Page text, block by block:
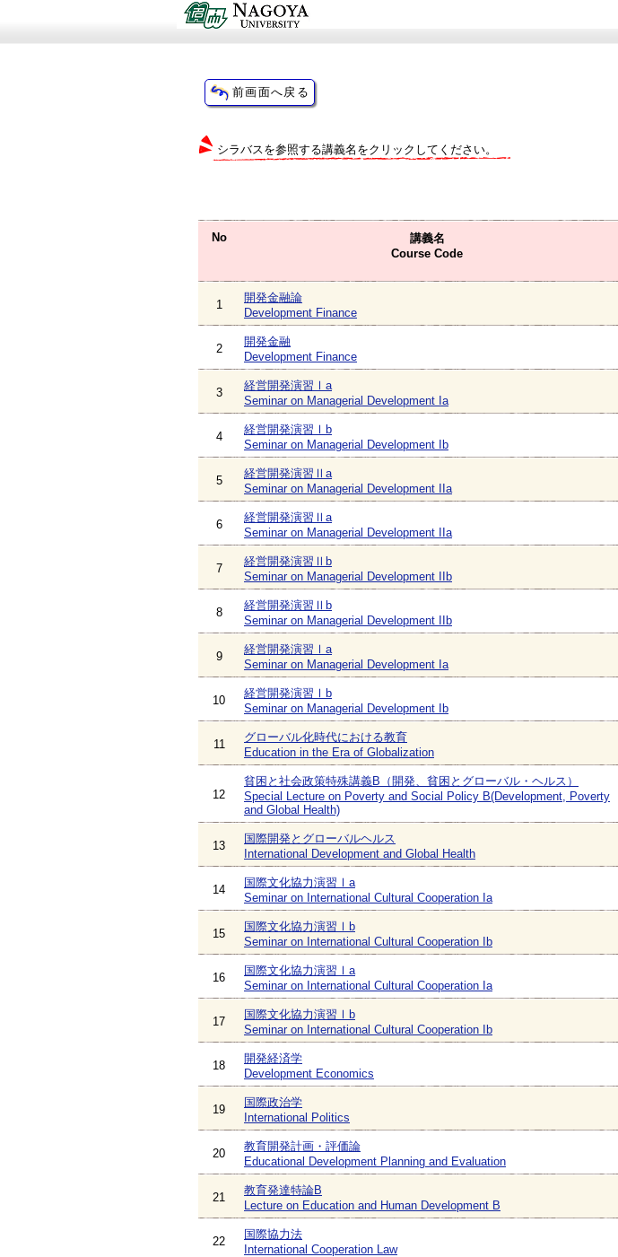
シラバスを参照する講義名をクリックしてください。
No
講義名
Course Code
1
開発金融論
Development Finance
2
開発金融
Development Finance
3
経営開発演習Ⅰa
Seminar on Managerial Development Ia
4
経営開発演習Ⅰb
Seminar on Managerial Development Ib
5
経営開発演習Ⅱa
Seminar on Managerial Development IIa
6
経営開発演習Ⅱa
Seminar on Managerial Development IIa
7
経営開発演習Ⅱb
Seminar on Managerial Development IIb
8
経営開発演習Ⅱb
Seminar on Managerial Development IIb
9
経営開発演習Ⅰa
Seminar on Managerial Development Ia
10
経営開発演習Ⅰb
Seminar on Managerial Development Ib
11
グローバル化時代における教育
Education in the Era of Globalization
12
貧困と社会政策特殊講義B（開発、貧困とグローバル・ヘルス）
Special Lecture on Poverty and Social Policy B(Development, Poverty
and Global Health)
13
国際開発とグローバルヘルス
International Development and Global Health
14
国際文化協力演習Ⅰa
Seminar on International Cultural Cooperation Ia
15
国際文化協力演習Ⅰb
Seminar on International Cultural Cooperation Ib
16
国際文化協力演習Ⅰa
Seminar on International Cultural Cooperation Ia
17
国際文化協力演習Ⅰb
Seminar on International Cultural Cooperation Ib
18
開発経済学
Development Economics
19
国際政治学
International Politics
20
教育開発計画・評価論
Educational Development Planning and Evaluation
21
教育発達特論B
Lecture on Education and Human Development B
22
国際協力法
International Cooperation Law